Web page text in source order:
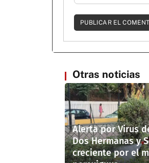
Otras noticias
Alerta por Virus
Dos Hermanas y
creciente por el